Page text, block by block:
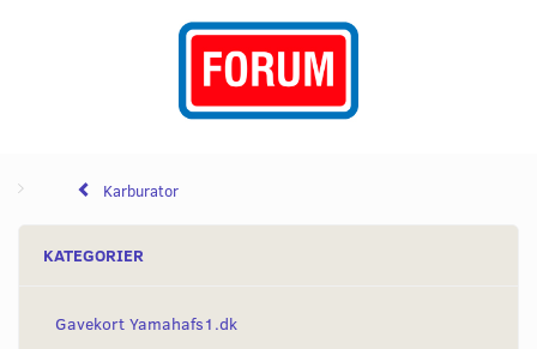
Karburator
KATEGORIER
Gavekort Yamahafs1.dk